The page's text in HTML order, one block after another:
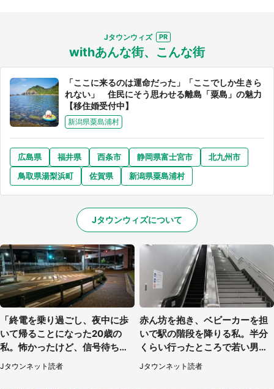
選択する
Jタウンウィズ
withあんな街、こんな街
「ここに来るのは運命だった」「ここでしか生きら
れない」 住民にそう思わせる離島「粟島」の魅力
【移住婚受付中】
新潟県粟島浦村
広島県 福井県 西条市 静岡県富士宮市
北九州市
鳥取県湯梨浜町
佐賀県 新潟県粟島浦村
Jタウンウィズについて
「終電を乗り過ごし、夜中に歩
いて帰ることになった20歳の
私。怖かったけど、信号待ちの
車に道を尋ねたら...」（埼玉
県・60代女性）
Jタウンネット読者
赤ん坊を抱き、ベビーカーを担
いで駅の階段を降りる私。半分
くらい行ったところで若い男性
が...（埼玉県・50代女性）
Jタウンネット読者